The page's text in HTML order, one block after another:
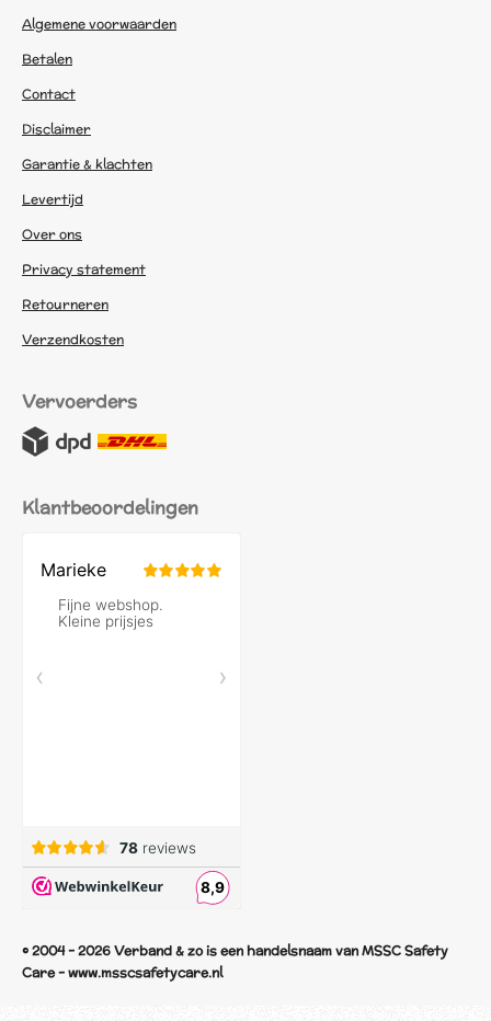
Algemene voorwaarden
Betalen
Contact
Disclaimer
Garantie & klachten
Levertijd
Over ons
Privacy statement
Retourneren
Verzendkosten
Vervoerders
Klantbeoordelingen
© 2004 - 2026 Verband & zo is een handelsnaam van MSSC Safety
Care - www.msscsafetycare.nl